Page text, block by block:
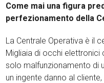
Come mai una figura
perfezionamento della
La Centrale Operativa è il
Migliaia di occhi elettronici
solo malfunzionamento di
un ingente danno al